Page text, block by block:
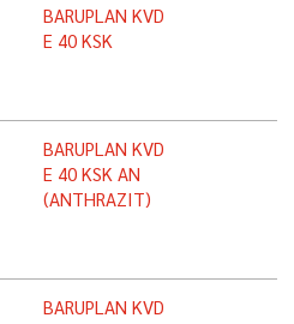
BARUPLAN KVD
E 40 KSK
BARUPLAN KVD
E 40 KSK AN
(ANTHRAZIT)
BARUPLAN KVD